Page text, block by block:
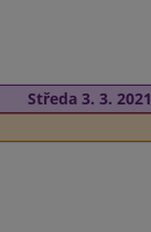
Středa 3. 3. 2021